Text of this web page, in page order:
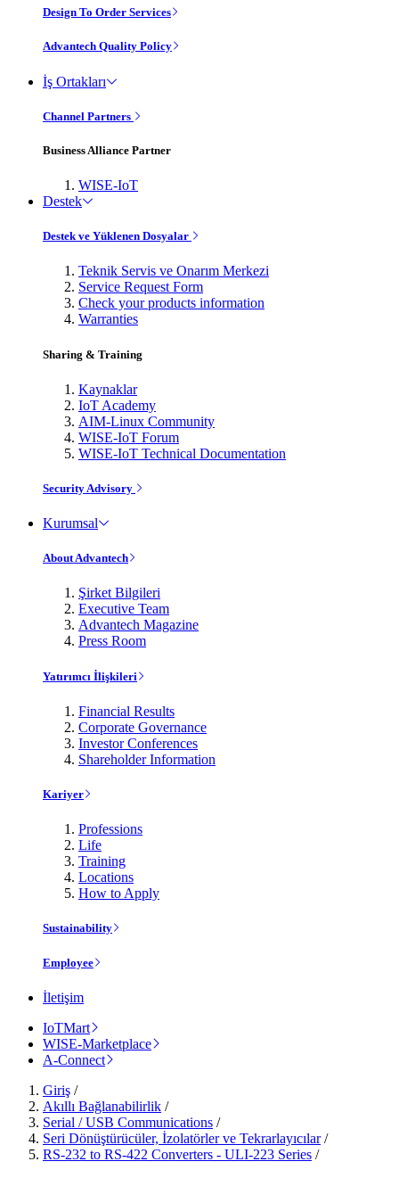
Design To Order Services
Advantech Quality Policy
İş Ortakları
Channel Partners
Business Alliance Partner
WISE-IoT
Destek
Destek ve Yüklenen Dosyalar
Teknik Servis ve Onarım Merkezi
Service Request Form
Check your products information
Warranties
Sharing & Training
Kaynaklar
IoT Academy
AIM-Linux Community
WISE-IoT Forum
WISE-IoT Technical Documentation
Security Advisory
Kurumsal
About Advantech
Şirket Bilgileri
Executive Team
Advantech Magazine
Press Room
Yatırımcı İlişkileri
Financial Results
Corporate Governance
Investor Conferences
Shareholder Information
Kariyer
Professions
Life
Training
Locations
How to Apply
Sustainability
Employee
İletişim
IoTMart
WISE-Marketplace
A-Connect
Giriş /
Akıllı Bağlanabilirlik /
Serial / USB Communications /
Seri Dönüştürücüler, İzolatörler ve Tekrarlayıcılar/
RS-232 to RS-422 Converters - ULI-223 Series /